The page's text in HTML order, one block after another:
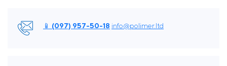
📱 (097) 957-50-18 info@polimer.ltd